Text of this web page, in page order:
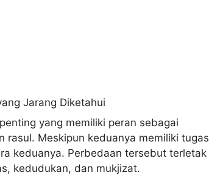
yang memiliki peran sebagai
rasul. Meskipun keduanya memiliki tugas
keduanya. Perbedaan tersebut terletak
kedudukan, dan mukjizat.